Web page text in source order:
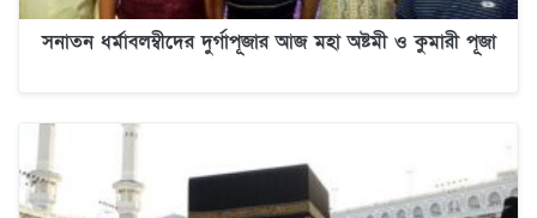
সনাতন ধর্মাবলম্বীদের দুর্গাপূজার আজ মহা অষ্টমী ও কুমারী পূজা